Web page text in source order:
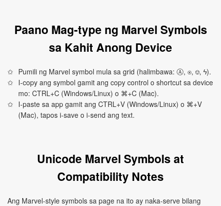
Paano Mag-type ng Marvel Symbols
sa Kahit Anong Device
Pumili ng Marvel symbol mula sa grid (halimbawa: Ⓐ, ⍟, ⎊, ϟ).
I-copy ang symbol gamit ang copy control o shortcut sa device
mo: CTRL+C (Windows/Linux) o ⌘+C (Mac).
I-paste sa app gamit ang CTRL+V (Windows/Linux) o ⌘+V
(Mac), tapos i-save o i-send ang text.
Unicode Marvel Symbols at
Compatibility Notes
Ang Marvel-style symbols sa page na ito ay naka-serve bilang